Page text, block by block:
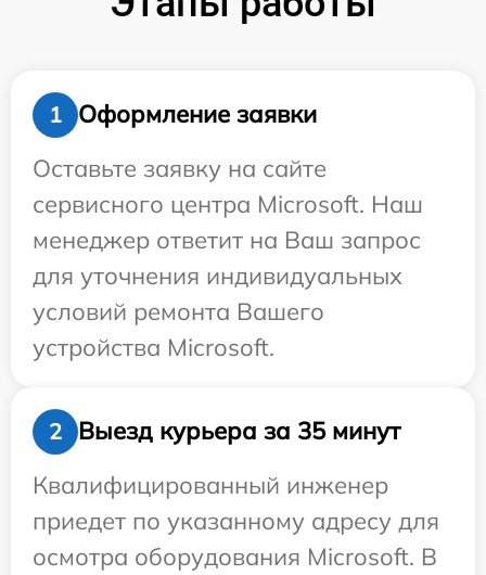
1
Оформление заявки
Оставьте заявку на сайте
сервисного центра Microsoft. Наш
менеджер ответит на Ваш запрос
для уточнения индивидуальных
условий ремонта Вашего
устройства Microsoft.
2
Выезд курьера за 35 минут
Квалифицированный инженер
приедет по указанному адресу для
осмотра оборудования Microsoft. В